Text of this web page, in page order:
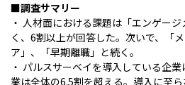
■調査サマリー
・ 人材面における課題は「エンゲー
く、6割以上が回答した。次いで、「
ア」、「早期離職」と続く。
・ パルスサーベイを導入している企
業は全体の6.5割を超える。導入に至